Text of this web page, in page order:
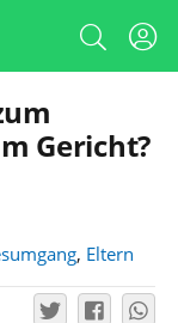
Gericht?
, Eltern